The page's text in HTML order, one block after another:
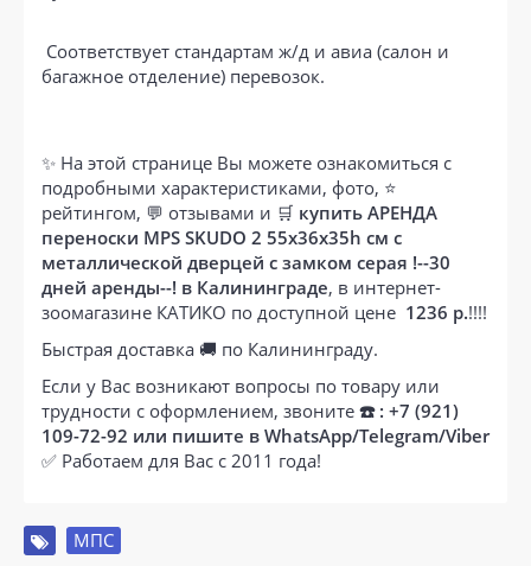
Соответствует стандартам ж/д и авиа (салон и
багажное отделение) перевозок.
✨ На этой странице Вы можете ознакомиться с
подробными характеристиками, фото, ⭐
рейтингом, 💬 отзывами и 🛒 купить АРЕНДА
переноски MPS SKUDO 2 55х36х35h см с
металлической дверцей с замком серая !--30
дней аренды--! в Калининграде, в интернет-
зоомагазине КАТИКО по доступной цене 1236 р.!!!!
Быстрая доставка 🚚 по Калининграду.
Если у Вас возникают вопросы по товару или
трудности с оформлением, звоните ☎️ : +7 (921)
109-72-92 или пишите в WhatsApp/Telegram/Viber
✅ Работаем для Вас с 2011 года!
МПС